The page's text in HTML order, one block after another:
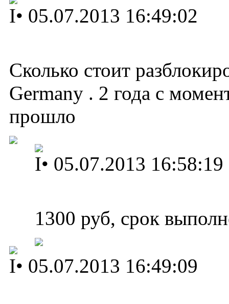
I• 05.07.2013 16:49:02
Сколько стоит
Germany . 2 года с
прошло
I• 05.07.2013 16:58:19
1300 руб, срок
I• 05.07.2013 16:49:09